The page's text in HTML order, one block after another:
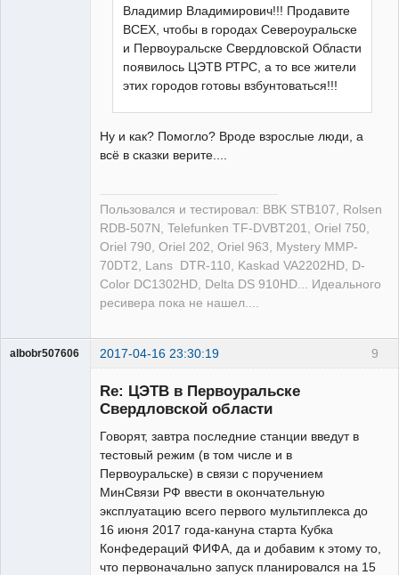
Владимир Владимирович!!! Продавите
ВСЕХ, чтобы в городах Североуральске
и Первоуральске Свердловской Области
появилось ЦЭТВ РТРС, а то все жители
этих городов готовы взбунтоваться!!!
Ну и как? Помогло? Вроде взрослые люди, а
всё в сказки верите....
Пользовался и тестировал: BBK STB107, Rolsen
RDB-507N, Telefunken TF-DVBT201, Oriel 750,
Oriel 790, Oriel 202, Oriel 963, Mystery MMP-
70DT2, Lans DTR-110, Kaskad VA2202HD, D-
Color DC1302HD, Delta DS 910HD... Идеального
ресивера пока не нашел....
9
albobr507606 2017-04-16 23:30:19
Re: ЦЭТВ в Первоуральске
Свердловской области
Говорят, завтра последние станции введут в
тестовый режим (в том числе и в
Первоуральске) в связи с поручением
МинСвязи РФ ввести в окончательную
эксплуатацию всего первого мультиплекса до
16 июня 2017 года-кануна старта Кубка
Конфедераций ФИФА, да и добавим к этому то,
что первоначально запуск планировался на 15